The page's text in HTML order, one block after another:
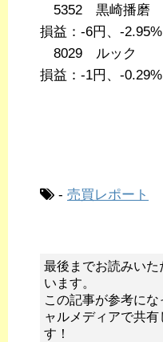
5352 黒崎播磨
損益：-6円、-
8029 ルック 始
損益：-1円、-
- 売買レポート
最後までお読みい
います。
この記事が参考に
ャルメディアで共
す！